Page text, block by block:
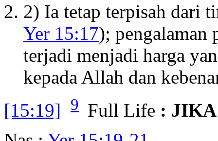
2) Ia tetap terpisah dari
Yer 15:17); pengalaman
terjadi menjadi harga
kepada Allah dan
[15:19]
9 Full Life :